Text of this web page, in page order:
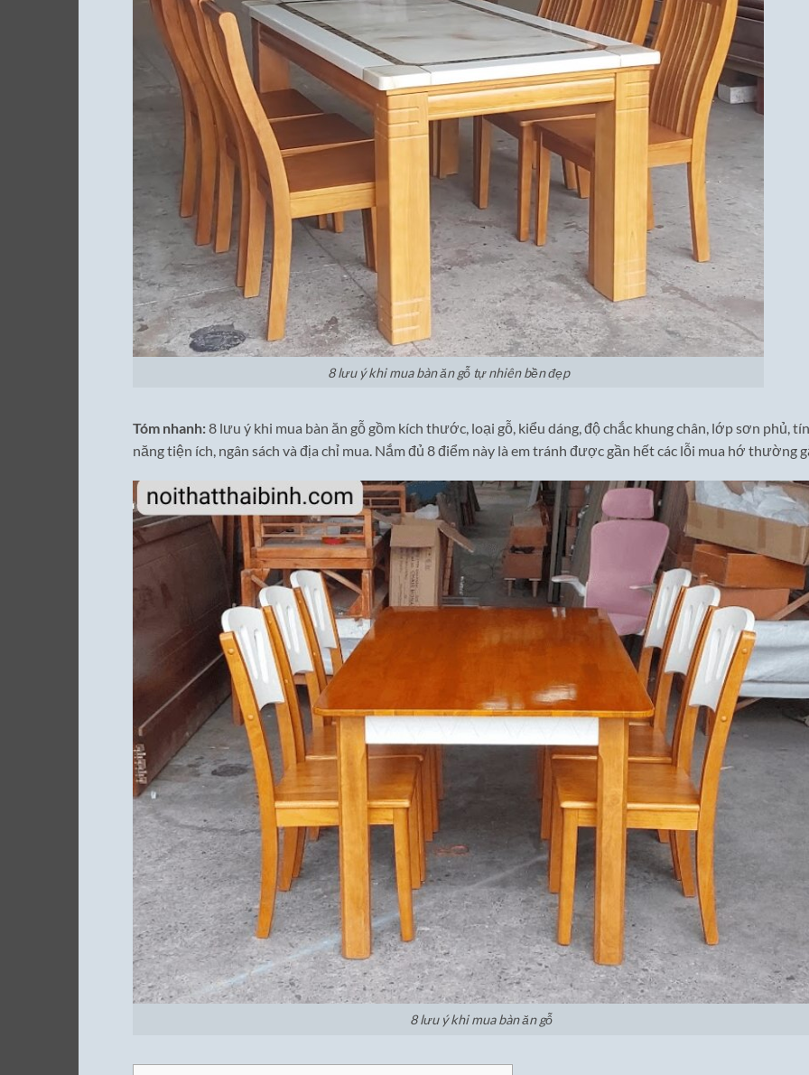
8 lưu ý khi mua bàn ăn gỗ tự nhiên bền đẹp
Tóm nhanh:8 lưu ý khi mua bàn ăn gỗ gồm kích thước, loại gỗ, kiểu dáng, độ chắc khung chân, lớp sơn phủ,
năng tiện ích, ngân sách và địa chỉ mua. Nắm đủ 8 điểm này là em tránh được gần hết các lỗi mua hớ thường
8 lưu ý khi mua bàn ăn gỗ